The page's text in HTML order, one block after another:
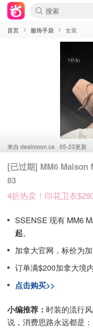
首页 服饰手袋 女装
来自 dealmoon.ca 05-23更新
[已过期] MM6 Maison
83
4折热卖！印花卫衣
SSENSE 现有 MM6
起。
加拿大官网，标价为加
订单满$200加拿大境
点击购买>>
小编推荐： 时装的流行
说，消费思路永远都是